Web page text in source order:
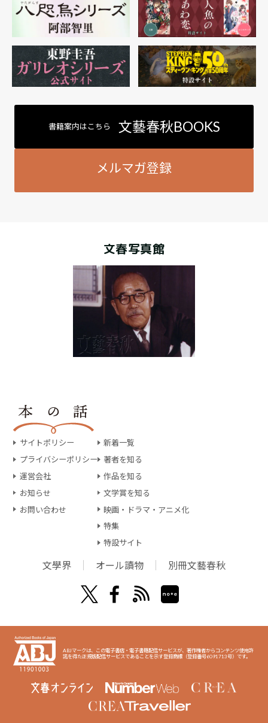
書籍案内はこちら 文藝春秋BOOKS
メルマガ登録
文春写真館
サイトポリシー
プライバシーポリシー
運営会社
お知らせ
お問い合わせ
新着一覧
著者を知る
作品を知る
文学賞を知る
映画・ドラマ・アニメ化
特集
特設サイト
文學界 オール讀物 別冊文藝春秋
ABJマークは、この電子書店・電子書籍配信サービスが、著作権者からコンテンツ使用許
諾を得た正規版配信サービスであることを示す登録商標（登録番号6091713号）です。